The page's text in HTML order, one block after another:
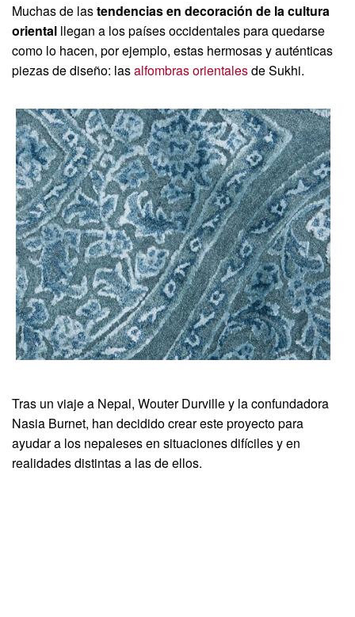
Muchas de lastendencias en decoración de la cultura
oriental llegan a los países occidentales para quedarse
como lo hacen, por ejemplo, estas hermosas y auténticas
piezas de diseño: lasalfombras orientalesde Sukhi.
Tras un viaje a Nepal, Wouter Durville y la confundadora
Nasia Burnet, han decidido crear este proyecto para
ayudar a los nepaleses en situaciones difíciles y en
realidades distintas a las de ellos.